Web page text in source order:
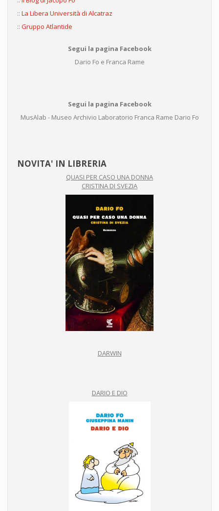
:: La Libera Università di Alcatraz
:: Gruppo Atlantide
Segui la pagina Facebook
Dario Fo e Franca Rame
Segui la pagina Facebook
MusAlab - Museo Archivio Laboratorio Franca Rame Dario Fo
NOVITA' IN LIBRERIA
QUASI PER CASO UNA DONNA
CRISTINA DI SVEZIA
DARWIN
DARIO E DIO